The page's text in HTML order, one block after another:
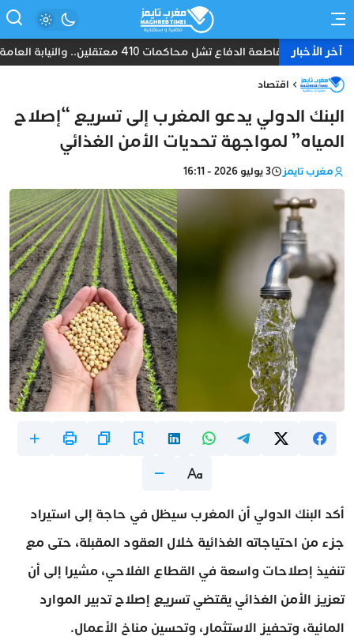
آخر الأخبارمقاطعة الدفاع تشل محاكمات 410 معتقلين.. والنيابة العامة تبحث عن حل قانوني
اقتصاد
البنك الدولي يدعو المغرب إلى تسريع “إصلاح
المياه” لمواجهة تحديات الأمن الغذائي
مغرب تايمز 3 يوليو 2026 - 16:11
أكد البنك الدولي أن المغرب سيظل في حاجة إلى استيراد
جزء من احتياجاته الغذائية خلال العقود المقبلة، حتى مع
تنفيذ إصلاحات واسعة في القطاع الفلاحي، مشيرا إلى أن
تعزيز الأمن الغذائي يقتضي تسريع إصلاح تدبير الموارد
المائية، وتحفيز الاستثمار، وتحسين مناخ الأعمال.